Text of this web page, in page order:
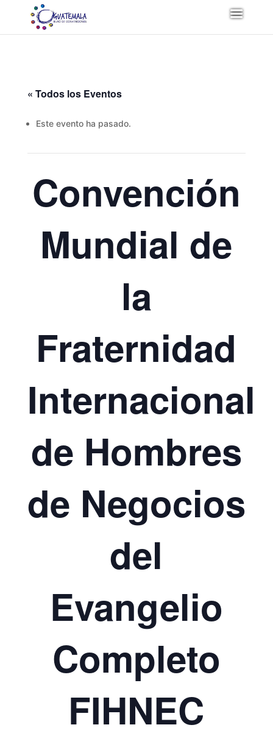
« Todos los Eventos
Este evento ha pasado.
Convención
Mundial de
la
Fraternidad
Internacional
de Hombres
de Negocios
del
Evangelio
Completo
FIHNEC